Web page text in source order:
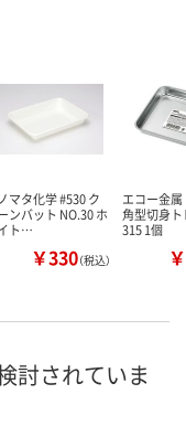
マタ化学 #530 ク
ンバット NO.30 ホ
ト…
￥330（税込）
エコー金
角型切身ト
315 1個
討されていま